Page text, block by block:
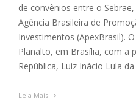
de convênios entre o
Agência Brasileira de
Investimentos (ApexBrasil).
Planalto, em Brasília, com a
República, Luiz Inácio Lula
Leia Mais